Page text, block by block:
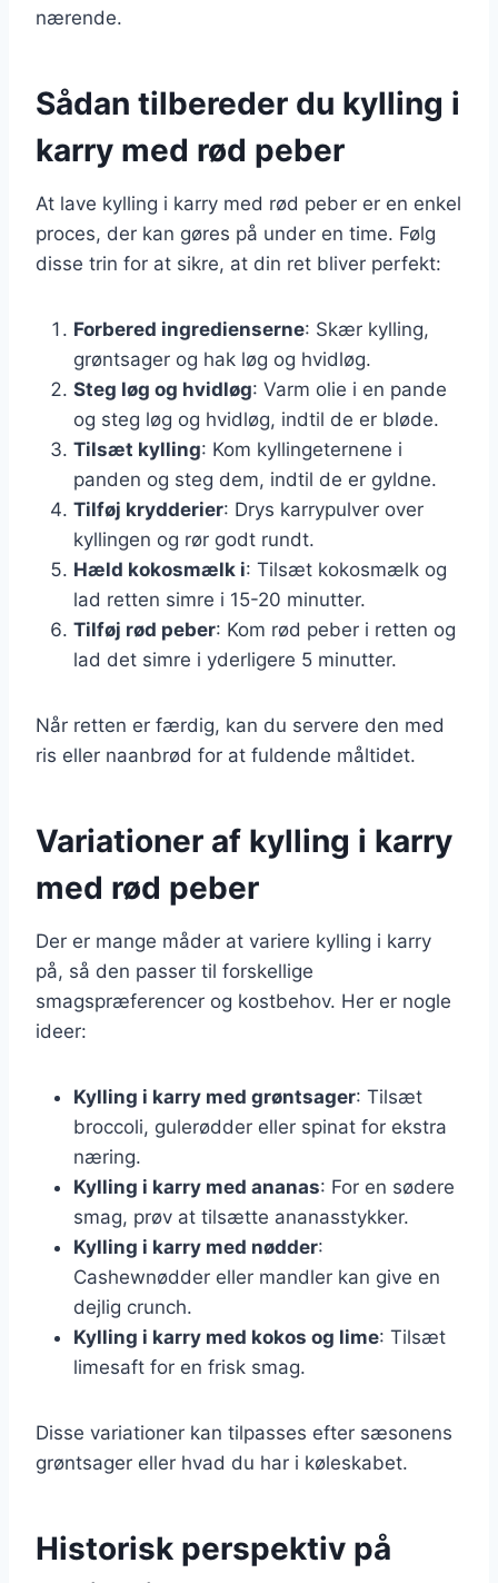
nærende.
Sådan tilbereder du kylling i
karry med rød peber
At lave kylling i karry med rød peber er en enkel
proces, der kan gøres på under en time. Følg
disse trin for at sikre, at din ret bliver perfekt:
Forbered ingredienserne: Skær kylling,
grøntsager og hak løg og hvidløg.
Steg løg og hvidløg: Varm olie i en pande
og steg løg og hvidløg, indtil de er bløde.
Tilsæt kylling: Kom kyllingeternene i
panden og steg dem, indtil de er gyldne.
Tilføj krydderier: Drys karrypulver over
kyllingen og rør godt rundt.
Hæld kokosmælk i: Tilsæt kokosmælk og
lad retten simre i 15-20 minutter.
Tilføj rød peber: Kom rød peber i retten og
lad det simre i yderligere 5 minutter.
Når retten er færdig, kan du servere den med
ris eller naanbrød for at fuldende måltidet.
Variationer af kylling i karry
med rød peber
Der er mange måder at variere kylling i karry
på, så den passer til forskellige
smagspræferencer og kostbehov. Her er nogle
ideer:
Kylling i karry med grøntsager: Tilsæt
broccoli, gulerødder eller spinat for ekstra
næring.
Kylling i karry med ananas: For en sødere
smag, prøv at tilsætte ananasstykker.
Kylling i karry med nødder:
Cashewnødder eller mandler kan give en
dejlig crunch.
Kylling i karry med kokos og lime: Tilsæt
limesaft for en frisk smag.
Disse variationer kan tilpasses efter sæsonens
grøntsager eller hvad du har i køleskabet.
Historisk perspektiv på